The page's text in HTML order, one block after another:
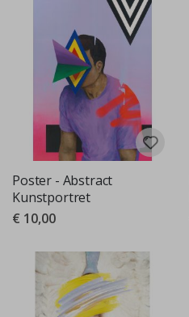
Poster - Abstract
Kunstportret
€ 10,00